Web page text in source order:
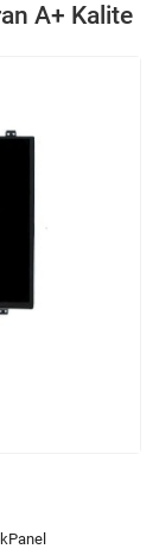
A+ Kalite